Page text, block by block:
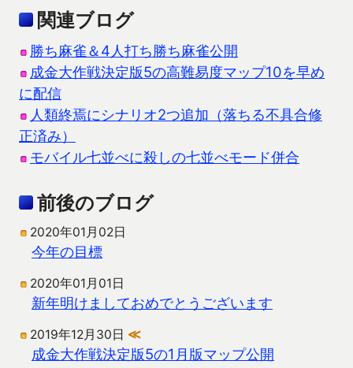
関連ブログ
勝ち麻雀＆4人打ち勝ち麻雀公開
成金大作戦決定版5の高難易度マップ10を早め
に配信
人類終焉にシナリオ2つ追加（落ちる不具合修
正済み）
モバイル七並べに殺しの七並べモード併合
前後のブログ
2020年01月02日
今年の目標
2020年01月01日
新年明けましておめでとうございます
2019年12月30日 ≪
成金大作戦決定版5の1月版マップ公開